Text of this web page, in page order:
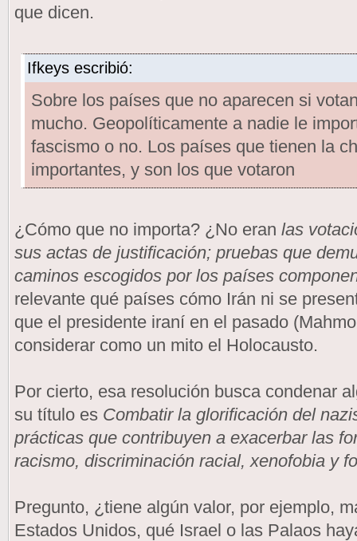
que dicen.
Ifkeys escribió:
Sobre los países que no aparecen si
mucho. Geopolíticamente a nadie le
fascismo o no. Los países que tienen la
importantes, y son los que votaron
¿Cómo que no importa? ¿No eran las
sus actas de justificación; pruebas que
caminos escogidos por los países
relevante qué países cómo Irán ni se
que el presidente iraní en el pasado
considerar como un mito el Holocausto.
Por cierto, esa resolución busca condenar
su título es Combatir la glorificación del
prácticas que contribuyen a exacerbar las
racismo, discriminación racial, xenofobia y
Pregunto, ¿tiene algún valor, por ejemplo,
Estados Unidos, qué Israel o las Palaos